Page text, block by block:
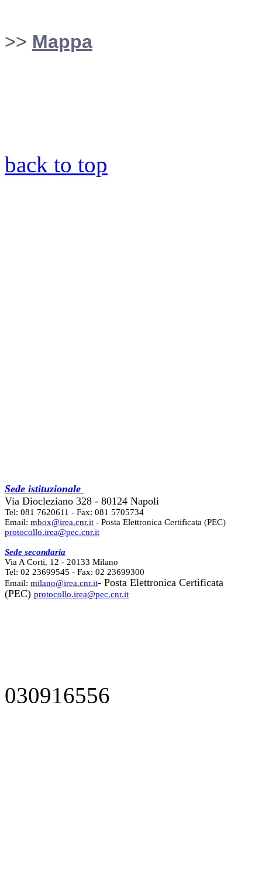
>> Mappa
back to top
Sede istituzionale
Via Diocleziano 328 - 80124 Napoli
Tel: 081 7620611 - Fax: 081 5705734
Email: mbox@irea.cnr.it - Posta Elettronica Certificata (PEC)
protocollo.irea@pec.cnr.it
Sede secondaria
Via A Corti, 12 - 20133 Milano
Tel: 02 23699545 - Fax: 02 23699300
Email: milano@irea.cnr.it- Posta Elettronica Certificata
(PEC) protocollo.irea@pec.cnr.it
030916556